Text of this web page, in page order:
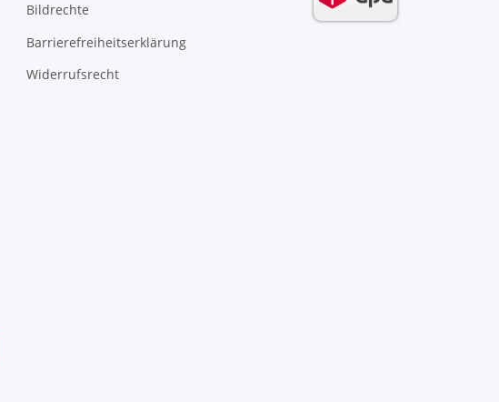
Bildrechte
Barrierefreiheitserklärung
Widerrufsrecht